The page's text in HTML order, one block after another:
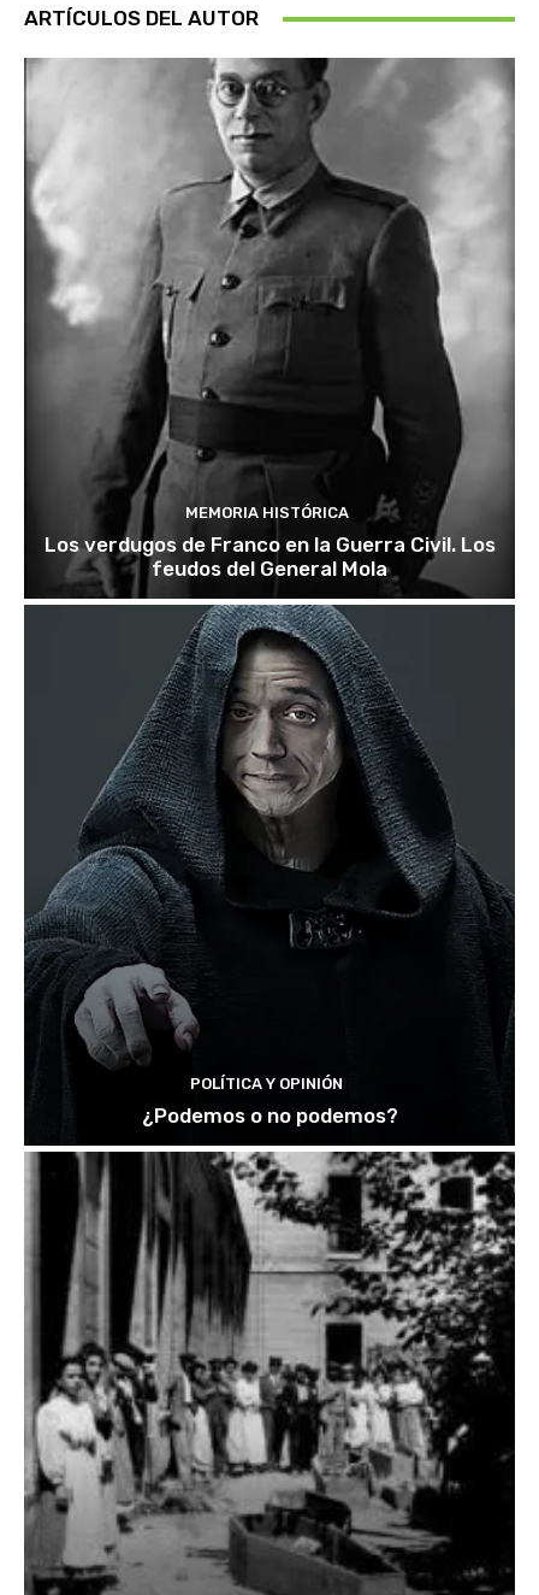
ARTÍCULOS DEL AUTOR
MEMORIA HISTÓRICA
Los verdugos de Franco en la Guerra Civil. Los
feudos del General Mola
POLÍTICA Y OPINIÓN
¿Podemos o no podemos?